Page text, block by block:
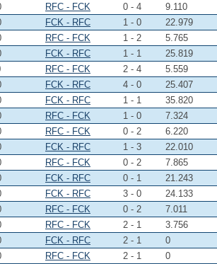
RFC - FCK 0 - 4
9.110
FCK - RFC 1 - 0
22.979
RFC - FCK 1 - 2
5.765
FCK - RFC 1 - 1
25.819
RFC - FCK 2 - 4
5.559
FCK - RFC 4 - 0
25.407
FCK - RFC 1 - 1
35.820
RFC - FCK 1 - 0
7.324
RFC - FCK 0 - 2
6.220
FCK - RFC 1 - 3
22.010
RFC - FCK 0 - 2
7.865
FCK - RFC 0 - 1
21.243
FCK - RFC 3 - 0
24.133
RFC - FCK 0 - 2
7.011
RFC - FCK 2 - 1
3.756
FCK - RFC 2 - 1
0
RFC - FCK 2 - 1
0